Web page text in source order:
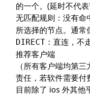
的一个。(延时不代
无匹配规则 ：没有
所选择的节点。通常
DIRECT ：直连，不
推荐客户端
（所有客户端均第
责任，若软件需要付
目前除了 ios 外其他